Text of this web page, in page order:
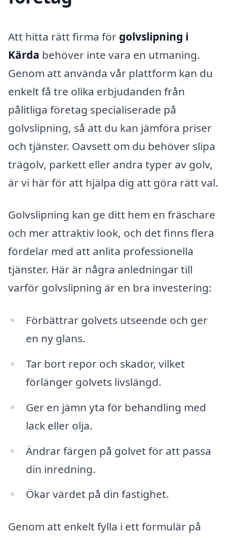
Att hitta rätt firma för golvslipning i
Kärda behöver inte vara en utmaning.
Genom att använda vår plattform kan du
enkelt få tre olika erbjudanden från
pålitliga företag specialiserade på
golvslipning, så att du kan jämföra priser
och tjänster. Oavsett om du behöver slipa
trägolv, parkett eller andra typer av golv,
är vi här för att hjälpa dig att göra rätt val.
Golvslipning kan ge ditt hem en fräschare
och mer attraktiv look, och det finns flera
fördelar med att anlita professionella
tjänster. Här är några anledningar till
varför golvslipning är en bra investering:
Förbättrar golvets utseende och ger
en ny glans.
Tar bort repor och skador, vilket
förlänger golvets livslängd.
Ger en jämn yta för behandling med
lack eller olja.
Ändrar färgen på golvet för att passa
din inredning.
Ökar värdet på din fastighet.
Genom att enkelt fylla i ett formulär på